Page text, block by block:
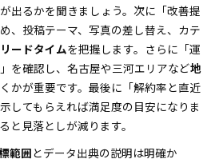
が出るかを聞きましょう。次に「改善提
、投稿テーマ、写真の差し替え、カテ
ードタイムを把握します。さらに「運
を確認し、名古屋や三河エリアなど地
かが重要です。最後に「解約率と直近
してもらえれば満足度の目安になりま
と見落としが減ります。
範囲とデータ出典の説明は明確か